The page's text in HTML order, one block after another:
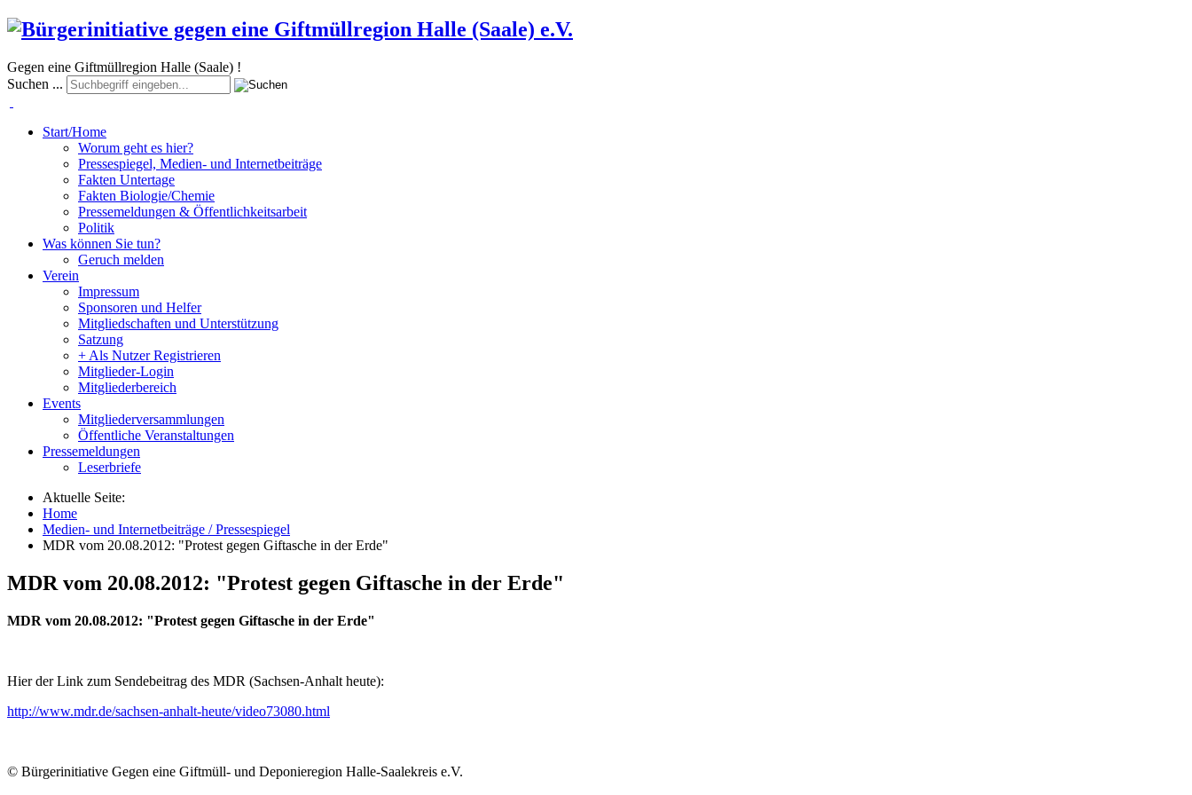
Gegen eine Giftmüllregion Halle (Saale) !
Suchen ...
Start/Home
Worum geht es hier?
Pressespiegel, Medien- und Internetbeiträge
Fakten Untertage
Fakten Biologie/Chemie
Pressemeldungen & Öffentlichkeitsarbeit
Politik
Was können Sie tun?
Geruch melden
Verein
Impressum
Sponsoren und Helfer
Mitgliedschaften und Unterstützung
Satzung
+ Als Nutzer Registrieren
Mitglieder-Login
Mitgliederbereich
Events
Mitgliederversammlungen
Öffentliche Veranstaltungen
Pressemeldungen
Leserbriefe
Aktuelle Seite:
Home
Medien- und Internetbeiträge / Pressespiegel
MDR vom 20.08.2012: "Protest gegen Giftasche in der Erde"
MDR vom 20.08.2012: "Protest gegen Giftasche in der Erde"
MDR vom 20.08.2012: "Protest gegen Giftasche in der Erde"
Hier der Link zum Sendebeitrag des MDR (Sachsen-Anhalt heute):
http://www.mdr.de/sachsen-anhalt-heute/video73080.html
© Bürgerinitiative Gegen eine Giftmüll- und Deponieregion Halle-Saalekreis e.V.